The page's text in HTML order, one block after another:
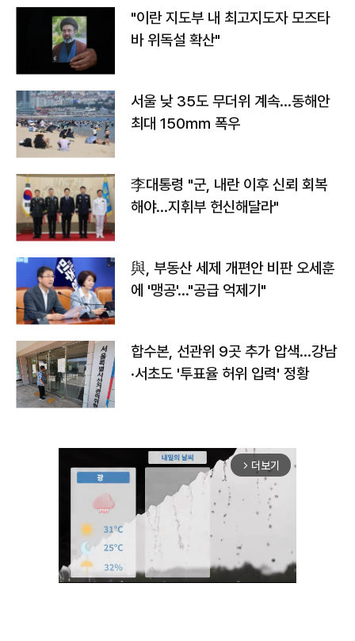
"이란 지도부 내 최고지도자 모즈타
바 위독설 확산"
서울 낮 35도 무더위 계속…동해안
최대 150㎜ 폭우
李대통령 "군, 내란 이후 신뢰 회복
해야…지휘부 헌신해달라"
與, 부동산 세제 개편안 비판 오세훈
에 '맹공'…"공급 억제기"
합수본, 선관위 9곳 추가 압색…강남
·서초도 '투표율 허위 입력' 정황
arrow_forward_ios 더보기